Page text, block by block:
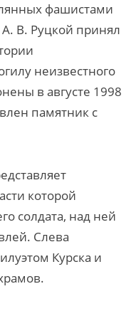
фашистами
В. Руцкой принял
неизвестного
в августе 1998
памятник с
которой
солдата, над ней
Слева
Курска и